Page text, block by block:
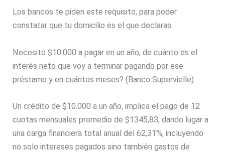
Los bancos te piden este requisito, para poder
constatar que tu domicilio es el que declaras.
Necesito $10.000 a pagar en un año, de cuánto es el
interés neto que voy a terminar pagando por ese
préstamo y en cuántos meses? (Banco Supervielle).
Un crédito de $10.000 a un año, implica el pago de 12
cuotas mensuales promedio de $1345,83, dando lugar a
una carga financiera total anual del 62,31%, incluyendo
no solo intereses pagados sino también gastos de